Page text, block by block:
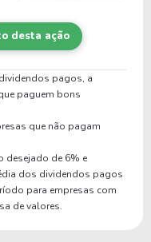
desta ação
pagos, a
paguem bons
que não pagam
desejado de 6% e
dos dividendos pagos
para empresas com
de valores.